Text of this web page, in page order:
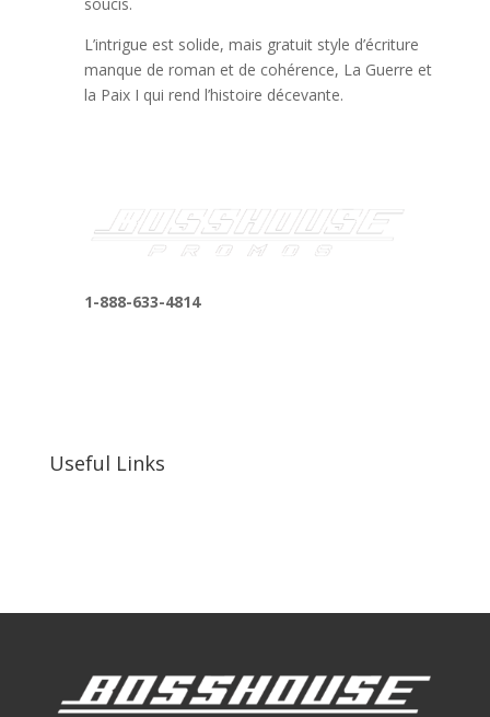
L’intrigue est solide, mais gratuit style d’écriture
manque de roman et de cohérence, La Guerre et
la Paix I qui rend l’histoire décevante.
1-888-633-4814
Useful Links